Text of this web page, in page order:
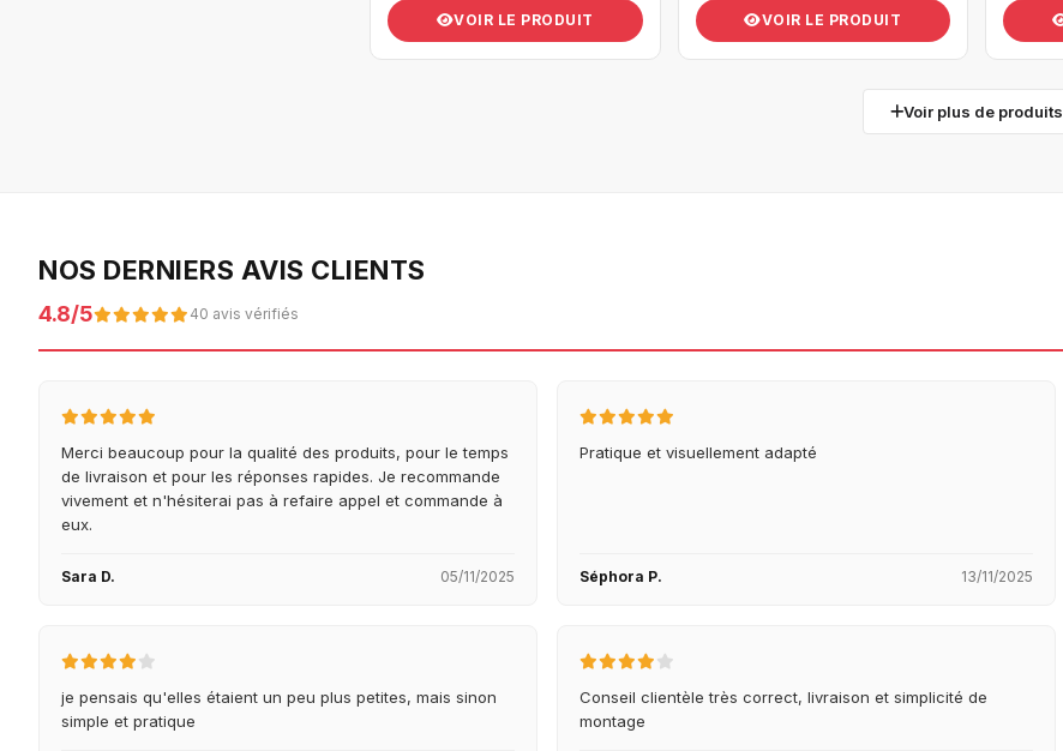
VOIR LE PRODUIT VOIR LE PRODUIT
Voir plus de produits
NOS DERNIERS AVIS CLIENTS
4.8/5 40 avis vérifiés
Merci beaucoup pour la qualité des produits, pour le temps
de livraison et pour les réponses rapides. Je recommande
vivement et n'hésiterai pas à refaire appel et commande à
eux.
Sara D. 05/11/2025
Pratique et visuellement adapté
Séphora P. 13/11/2025
je pensais qu'elles étaient un peu plus petites, mais sinon
simple et pratique
Conseil clientèle très correct, livraison et simplicité de
montage